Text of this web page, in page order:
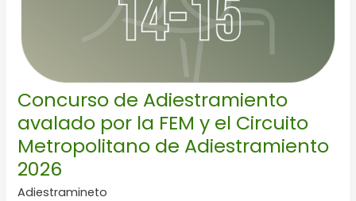
Concurso de Adiestramiento
avalado por la FEM y el Circuito
Metropolitano de Adiestramiento
2026
Adiestramineto
Circuito
Metropolitano
Adiestramiento
2026